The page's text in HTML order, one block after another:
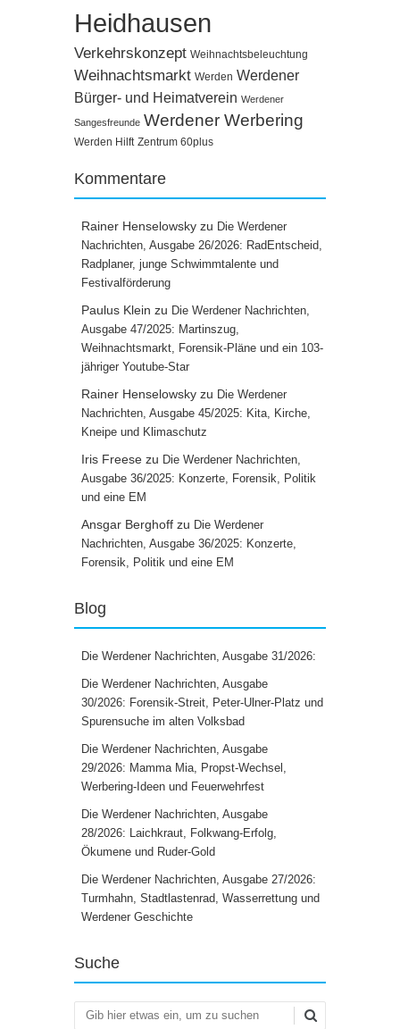
Heidhausen
Verkehrskonzept Weihnachtsbeleuchtung
Weihnachtsmarkt Werden Werdener
Bürger- und Heimatverein Werdener
Sangesfreunde Werdener Werbering
Werden Hilft Zentrum 60plus
Kommentare
Rainer Henselowsky zu Die Werdener
Nachrichten, Ausgabe 26/2026: RadEntscheid,
Radplaner, junge Schwimmtalente und
Festivalförderung
Paulus Klein zu Die Werdener Nachrichten,
Ausgabe 47/2025: Martinszug,
Weihnachtsmarkt, Forensik-Pläne und ein 103-
jähriger Youtube-Star
Rainer Henselowsky zu Die Werdener
Nachrichten, Ausgabe 45/2025: Kita, Kirche,
Kneipe und Klimaschutz
Iris Freese zu Die Werdener Nachrichten,
Ausgabe 36/2025: Konzerte, Forensik, Politik
und eine EM
Ansgar Berghoff zu Die Werdener
Nachrichten, Ausgabe 36/2025: Konzerte,
Forensik, Politik und eine EM
Blog
Die Werdener Nachrichten, Ausgabe 31/2026:
Die Werdener Nachrichten, Ausgabe
30/2026: Forensik-Streit, Peter-Ulner-Platz und
Spurensuche im alten Volksbad
Die Werdener Nachrichten, Ausgabe
29/2026: Mamma Mia, Propst-Wechsel,
Werbering-Ideen und Feuerwehrfest
Die Werdener Nachrichten, Ausgabe
28/2026: Laichkraut, Folkwang-Erfolg,
Ökumene und Ruder-Gold
Die Werdener Nachrichten, Ausgabe 27/2026:
Turmhahn, Stadtlastenrad, Wasserrettung und
Werdener Geschichte
Suche
Suchen